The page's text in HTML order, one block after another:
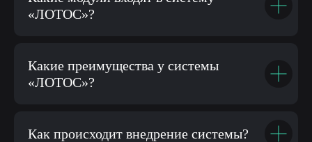
«ЛОТОС»?
Какие преимущества у системы
«ЛОТОС»?
Как происходит внедрение системы?